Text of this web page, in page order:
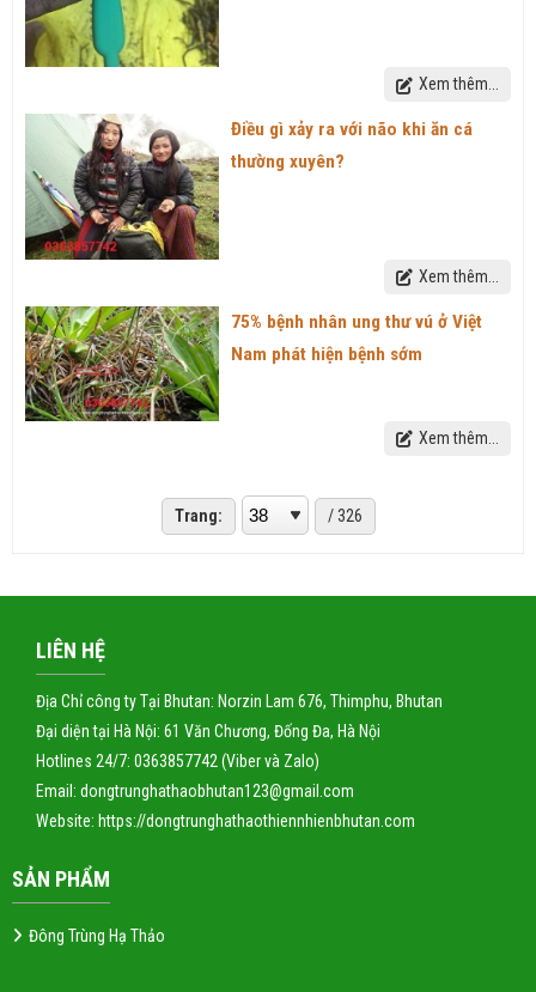
Xem thêm...
Điều gì xảy ra với não khi ăn cá
thường xuyên?
Xem thêm...
75% bệnh nhân ung thư vú ở Việt
Nam phát hiện bệnh sớm
Xem thêm...
Trang: / 326
LIÊN HỆ
Địa Chỉ công ty Tại Bhutan: Norzin Lam 676, Thimphu, Bhutan
Đại diện tại Hà Nội: 61 Văn Chương, Đống Đa, Hà Nội
Hotlines 24/7: 0363857742 (Viber và Zalo)
Email: dongtrunghathaobhutan123@gmail.com
Website: https://dongtrunghathaothiennhienbhutan.com
SẢN PHẨM
Đông Trùng Hạ Thảo